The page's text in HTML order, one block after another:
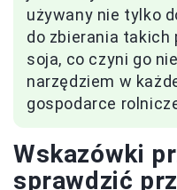
używany nie tylko
do zbierania takich
soja, co czyni go
narzędziem w
gospodarce
Wskazówki
sprawdzić